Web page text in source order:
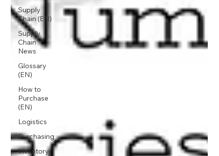
Supply
Chain (EN)
Supply
Chain
News
Glossary
(EN)
How to
Purchase
(EN)
Logistics
Purchasing
Inventory